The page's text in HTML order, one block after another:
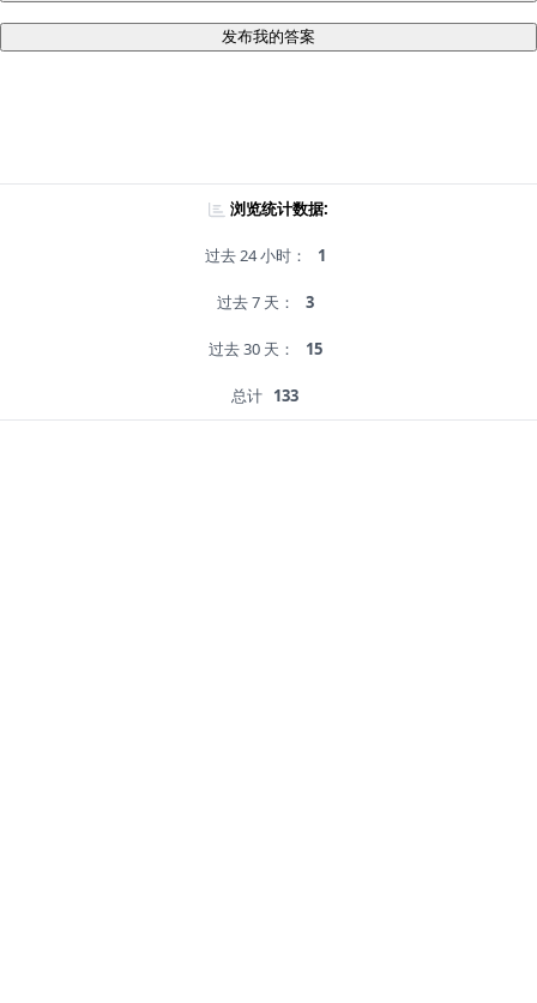
发布我的答案
浏览统计数据:
过去 24 小时： 1
过去 7 天： 3
过去 30 天： 15
总计 133